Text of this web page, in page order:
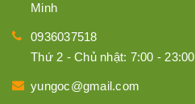
Minh
0936037518
Thứ 2 - Chủ nhật: 7:00 - 23:00
yungoc@gmail.com